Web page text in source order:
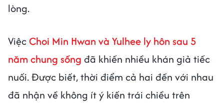
lòng.
Việc Choi Min Hwan và Yulhee ly hôn sau 5
năm chung sống đã khiến nhiều khán giả tiếc
nuối. Được biết, thời điểm cả hai đến với nhau
đã nhận về không ít ý kiến trái chiều trên